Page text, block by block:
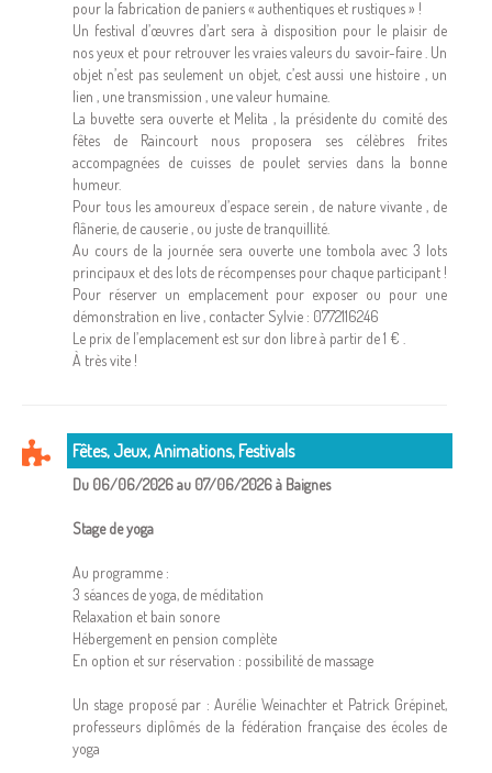
pour la fabrication de paniers « authentiques et rustiques » !
Un festival d’œuvres d’art sera à disposition pour le plaisir de
nos yeux et pour retrouver les vraies valeurs du savoir-faire . Un
objet n’est pas seulement un objet, c’est aussi une histoire , un
lien , une transmission , une valeur humaine.
La buvette sera ouverte et Melita , la présidente du comité des
fêtes de Raincourt nous proposera ses célèbres frites
accompagnées de cuisses de poulet servies dans la bonne
humeur.
Pour tous les amoureux d’espace serein , de nature vivante , de
flânerie, de causerie , ou juste de tranquillité.
Au cours de la journée sera ouverte une tombola avec 3 lots
principaux et des lots de récompenses pour chaque participant !
Pour réserver un emplacement pour exposer ou pour une
démonstration en live , contacter Sylvie : 0772116246
Le prix de l’emplacement est sur don libre à partir de 1 € .
À très vite !
Fêtes, Jeux, Animations, Festivals
Du 06/06/2026 au 07/06/2026 à Baignes
Stage de yoga
Au programme :
3 séances de yoga, de méditation
Relaxation et bain sonore
Hébergement en pension complète
En option et sur réservation : possibilité de massage
Un stage proposé par : Aurélie Weinachter et Patrick Grépinet,
professeurs diplômés de la fédération française des écoles de
yoga